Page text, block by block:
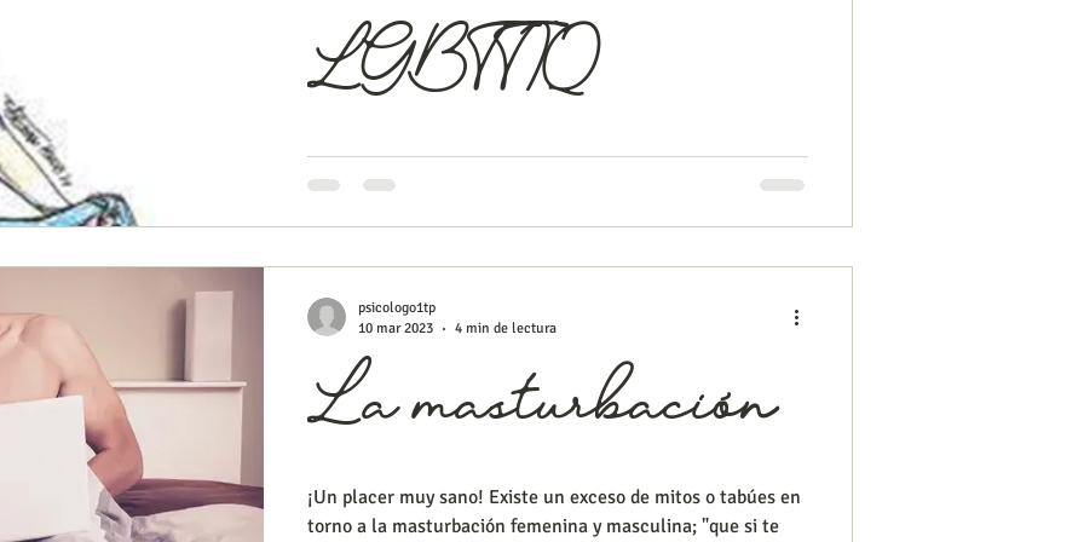
LGBTTIQ
¿Sabías que la discriminación por orientación sexual e
identidad de género resta cantidad y calidad en los años de
La masturbación
¡Un placer muy sano! Existe un exceso de mitos o tabúes en
torno a la masturbación femenina y masculina; "que si te
psicologo1tp
10 mar 2023
4 min de lectura